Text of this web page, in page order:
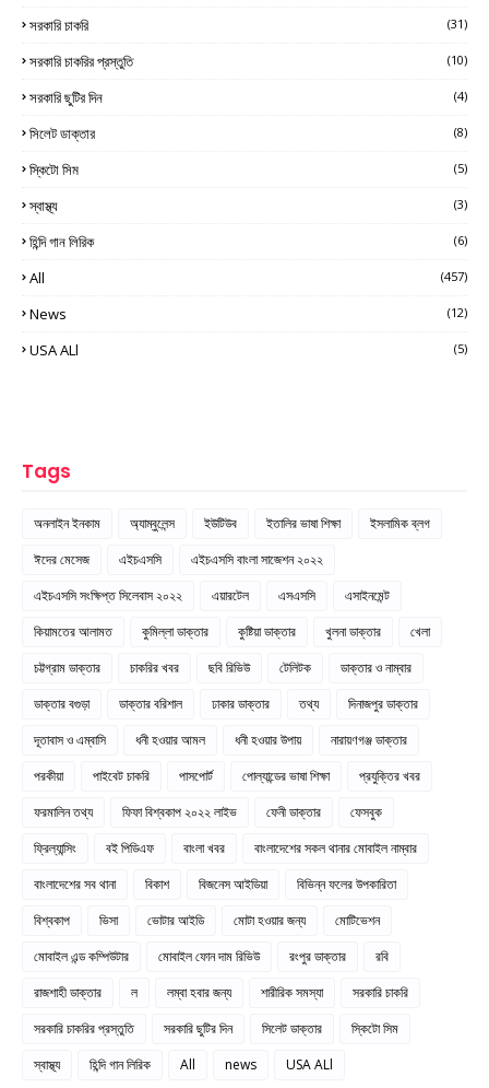
সরকারি চাকরি (31)
সরকারি চাকরির প্রস্তুতি (10)
সরকারি ছুটির দিন (4)
সিলেট ডাক্তার (8)
স্কিটো সিম (5)
স্বাস্থ্য (3)
হিন্দি গান লিরিক (6)
All (457)
News (12)
USA ALl (5)
Tags
অনলাইন ইনকাম অ্যাম্বুলেন্স ইউটিউব ইতালির ভাষা শিক্ষা
ইসলামিক ব্লগ
ঈদের মেসেজ
এইচএসসি
এইচএসসি বাংলা সাজেশন ২০২২
এইচএসসি সংক্ষিপ্ত সিলেবাস ২০২২
এয়ারটেল এসএসসি
এসাইনমেন্ট
কিয়ামতের আলামত
কুমিল্লা ডাক্তার কুষ্টিয়া ডাক্তার খুলনা ডাক্তার
খেলা
চট্টগ্রাম ডাক্তার
চাকরির খবর ছবি রিভিউ টেলিটক
ডাক্তার ও নাম্বার
ডাক্তার বগুড়া
ডাক্তার বরিশাল ঢাকার ডাক্তার তথ্য
দিনাজপুর ডাক্তার
দূতাবাস ও এম্বাসি
ধনী হওয়ার আমল ধনী হওয়ার উপায়
নারায়ণগঞ্জ ডাক্তার
পরকীয়া
পাইবেট চাকরি পাসপোর্ট পোল্যান্ডের ভাষা শিক্ষা
প্রযুক্তির খবর
ফরমালিন তথ্য
ফিফা বিশ্বকাপ ২০২২ লাইভ ফেনী ডাক্তার
ফেসবুক
ফ্রিল্যান্সিং
বই পিডিএফ বাংলা খবর
বাংলাদেশের সকল থানার মোবাইল নাম্বার
বাংলাদেশের সব থানা
বিকাশ বিজনেস আইডিয়া
বিভিন্ন ফলের উপকারিতা
বিশ্বকাপ
ভিসা ভোটার আইডি মোটা হওয়ার জন্য
মোটিভেশন
মোবাইল এন্ড কম্পিউটার
মোবাইল ফোন দাম রিভিউ রংপুর ডাক্তার
রবি
রাজশাহী ডাক্তার
ল লম্বা হবার জন্য শারীরিক সমস্যা
সরকারি চাকরি
সরকারি চাকরির প্রস্তুতি
সরকারি ছুটির দিন সিলেট ডাক্তার
স্কিটো সিম
স্বাস্থ্য
হিন্দি গান লিরিক All news USA ALl